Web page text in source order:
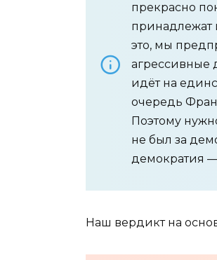
прекрасно
принадлежат
это, мы
агрессивные
идёт на
очередь
Поэтому
не был за
демократия —
Наш вердикт на